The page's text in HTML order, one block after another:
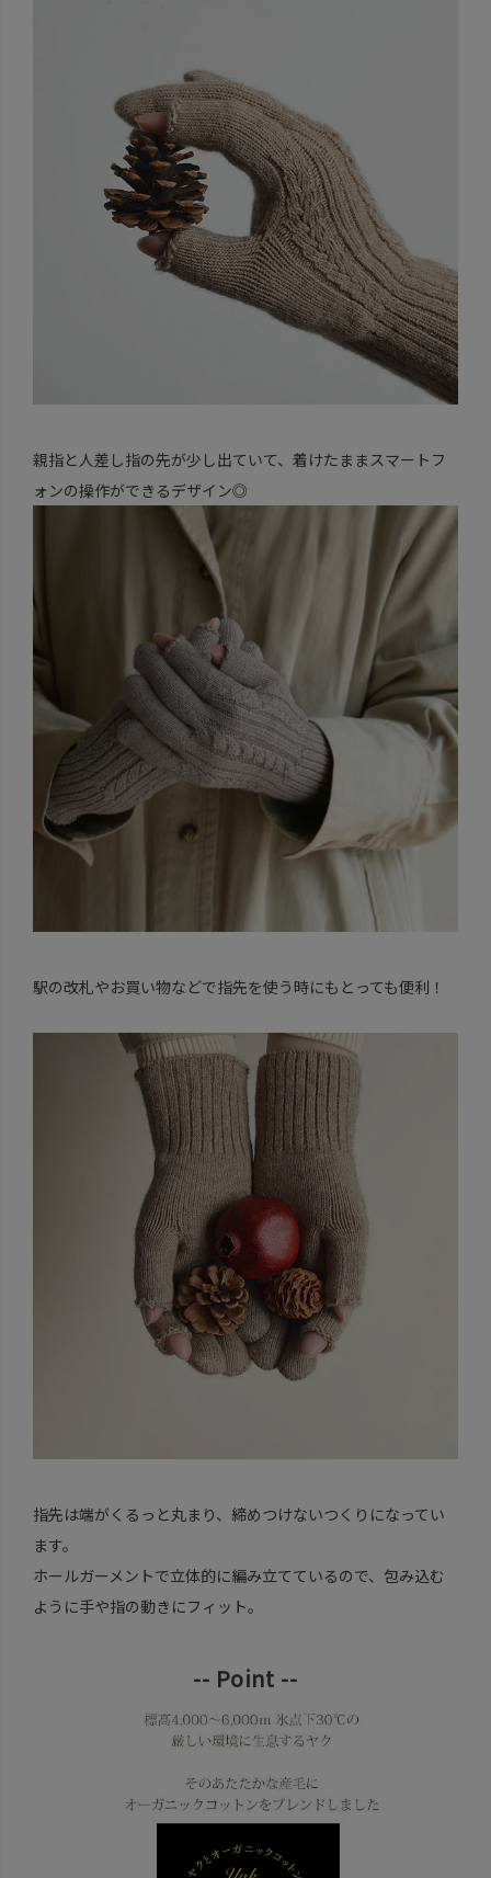
親指と人差し指の先が少し出ていて、着けたままスマートフ
ォンの操作ができるデザイン◎
駅の改札やお買い物などで指先を使う時にもとっても便利！
指先は端がくるっと丸まり、締めつけないつくりになってい
ます。
ホールガーメントで立体的に編み立てているので、包み込む
ように手や指の動きにフィット。
-- Point --